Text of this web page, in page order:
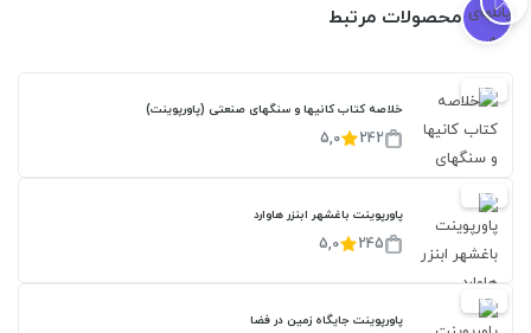
محصولات مرتبط
20%
خلاصه کتاب کانیها و سنگهای صنعتی (پاورپوینت)
242
5,0
20%
پاورپوینت باغشهر ابنزر هاوارد
245
5,0
20%
پاورپوینت جایگاه زمین در فضا